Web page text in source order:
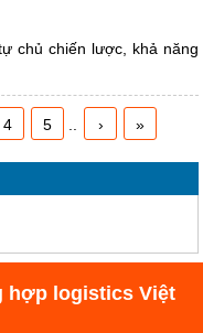
chủ chiến lược, khả năng
4 5 › »
hợp logistics Việt